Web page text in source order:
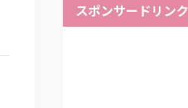
スポンサードリンク